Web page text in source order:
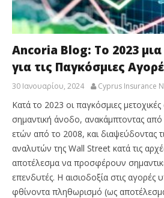
Ancoria Blog: Το 2023
για τις Παγκόσμιες
30 Ιανουαρίου, 2024 Cyprus Insurance
Κατά το 2023 οι παγκόσμιες
σημαντική άνοδο, ανακάμπτοντας
ετών από το 2008, και διαψεύδοντας
αναλυτών της Wall Street κατά τις
αποτέλεσμα να προσφέρουν
επενδυτές. Η αισιοδοξία στις αγορές
φθίνοντα πληθωρισμό (ως